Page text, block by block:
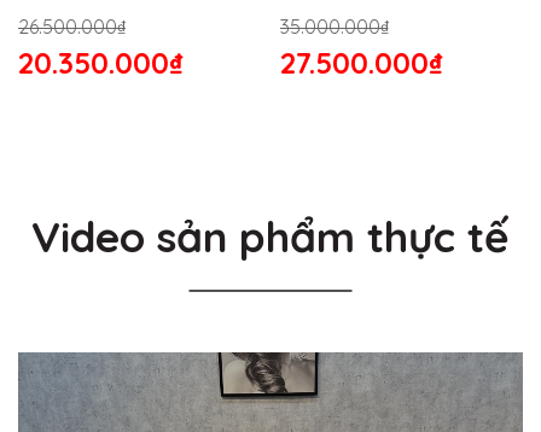
26.500.000₫
20.350.000₫
35.000.000₫
27.500.000₫
Video sản phẩm thực tế